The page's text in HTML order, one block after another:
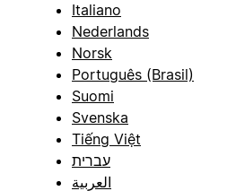
Italiano
Nederlands
Norsk
Português (Brasil)
Suomi
Svenska
Tiếng Việt
עברית
العربية